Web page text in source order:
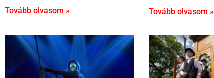
Tovább olvasom » Tovább olvasom »